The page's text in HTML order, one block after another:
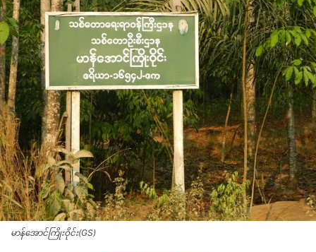
မာန်အောင်ကြိုးဝိုင်း(GS)